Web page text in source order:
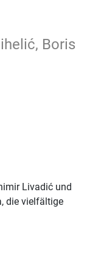
Boris
Livadić und
die vielfältige